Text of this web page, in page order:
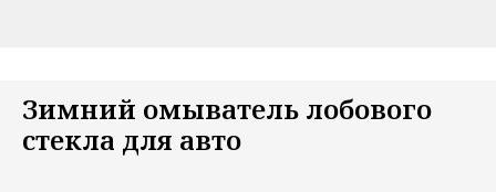
Зимний омыватель лобового
стекла для авто